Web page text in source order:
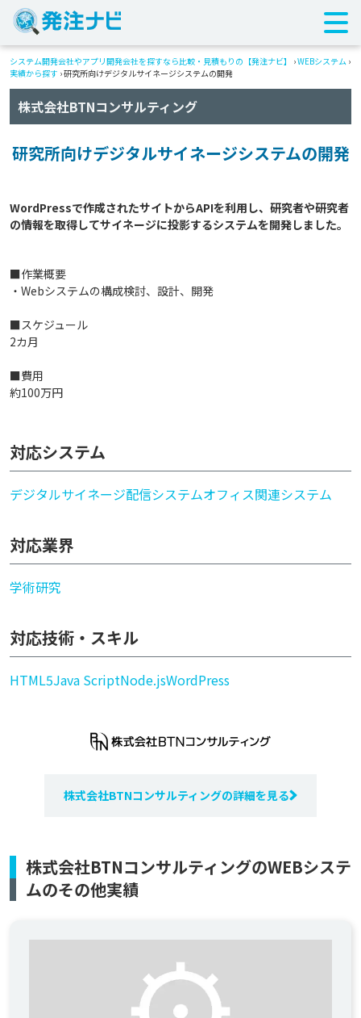
システム開発会社やアプリ開発会社を探すなら比較・見積もりの【発注ナビ】 ›WEBシステム ›
実績から探す ›研究所向けデジタルサイネージシステムの開発
株式会社BTNコンサルティング
研究所向けデジタルサイネージシステムの開発
WordPressで作成されたサイトからAPIを利用し、研究者や研究者
■作業概要
・Webシステムの構成検討、設計、開発
■スケジュール
2カ月
■費用
約100万円
対応システム
デジタルサイネージ配信システムオフィス関連システム
対応業界
学術研究
対応技術・スキル
HTML5Java ScriptNode.jsWordPress
株式会社BTNコンサルティングの詳細を見る
株式会社BTNコンサルティングのWEBシステ
ムのその他実績